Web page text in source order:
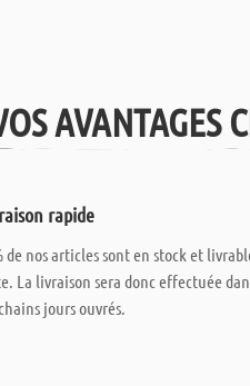
AVANTAGES
rapide
de nos articles sont en stock et
La livraison sera donc effectuée
jours ouvrés.